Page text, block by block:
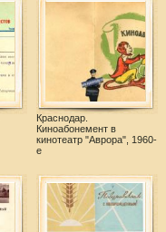
Краснодар.
Киноабонемент в
кинотеатр "Аврора", 1960-
е